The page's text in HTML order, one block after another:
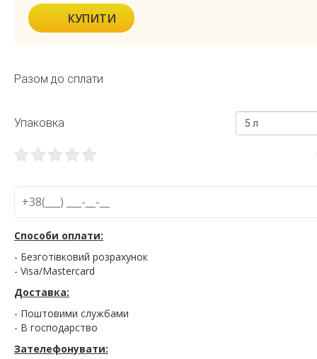
КУПИТИ
Разом до сплати
Упаковка 5 л
Способи оплати:
- Безготівковий розрахунок
- Visa/Mastercard
Доставка:
- Поштовими службами
- В господарство
Зателефонувати: